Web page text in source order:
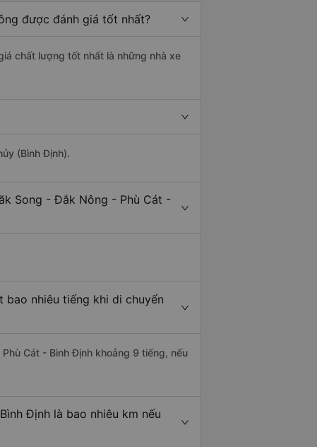
được đánh giá tốt nhất?
chất lượng tốt nhất là những nhà xe
(Bình Định).
Song - Đắk Nông - Phù Cát -
nhiêu tiếng khi di chuyển
Cát - Bình Định khoảng 9 tiếng, nếu
Định là bao nhiêu km nếu